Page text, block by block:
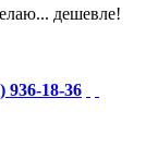
дешевле!
936-18-36